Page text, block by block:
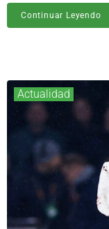
Continuar Leyendo
Actualidad